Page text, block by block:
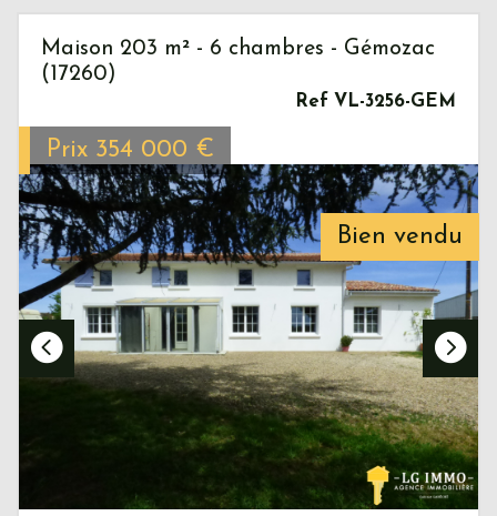
Bien vendu
Maison 203 m² - 6 chambres - Gémozac
(17260)
Ref VL-3256-GEM
Prix 354 000 €